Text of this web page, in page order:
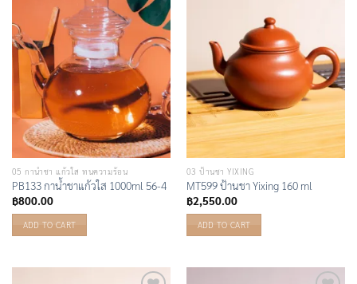
Add to
Wishlist
05 กาน้ำชา แก้วใส ทนความร้อน
PB133 กาน้ำชาแก้วใส 1000ml 56-4
฿800.00
ADD TO CART
03 ป้านชา YIXING
MT599 ป้านชา Yixing 160 ml
฿2,550.00
ADD TO CART